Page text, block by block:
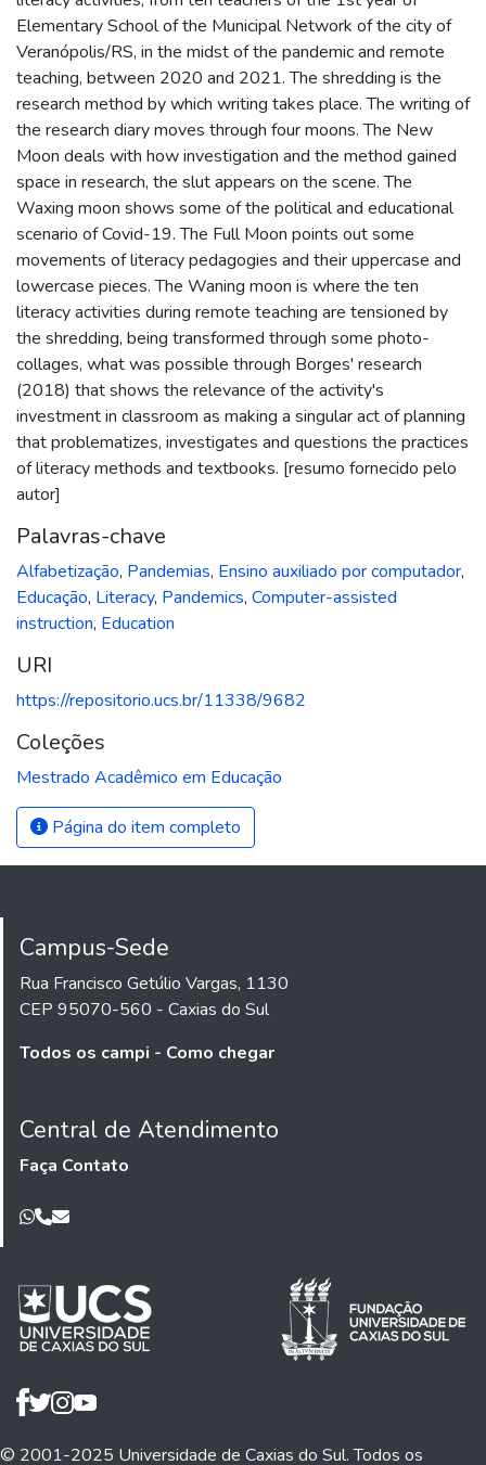
Elementary School of the Municipal Network of the city of
Veranópolis/RS, in the midst of the pandemic and remote
teaching, between 2020 and 2021. The shredding is the
research method by which writing takes place. The writing of
the research diary moves through four moons. The New
Moon deals with how investigation and the method gained
space in research, the slut appears on the scene. The
Waxing moon shows some of the political and educational
scenario of Covid-19. The Full Moon points out some
movements of literacy pedagogies and their uppercase and
lowercase pieces. The Waning moon is where the ten
literacy activities during remote teaching are tensioned by
the shredding, being transformed through some photo-
collages, what was possible through Borges' research
(2018) that shows the relevance of the activity's
investment in classroom as making a singular act of planning
that problematizes, investigates and questions the practices
of literacy methods and textbooks. [resumo fornecido pelo
autor]
Palavras-chave
Alfabetização, Pandemias, Ensino auxiliado por computador,
Educação, Literacy, Pandemics, Computer-assisted
instruction, Education
URI
https://repositorio.ucs.br/11338/9682
Coleções
Mestrado Acadêmico em Educação
Página do item completo
Campus-Sede
Rua Francisco Getúlio Vargas, 1130
CEP 95070-560 - Caxias do Sul
Todos os campi - Como chegar
Central de Atendimento
Faça Contato
© 2001-2025 Universidade de Caxias do Sul. Todos os